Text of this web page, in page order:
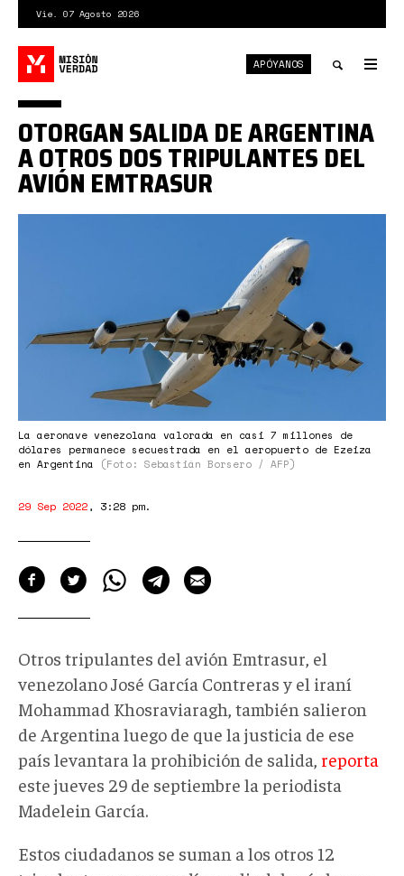
contenido
principal
Vie. 07 Agosto 2026
search
APÓYANOS
La aeronave venezolana valorada en casi 7 millones de
dólares permanece secuestrada en el aeropuerto de Ezeiza
en Argentina
(Foto: Sebastián Borsero / AFP)
OTORGAN SALIDA DE ARGENTINA
A OTROS DOS TRIPULANTES DEL
AVIÓN EMTRASUR
29 Sep 2022, 3:28 pm.
Otros tripulantes del avión Emtrasur, el
venezolano José García Contreras y el iraní
Mohammad Khosraviaragh, también salieron
de Argentina luego de que la justicia de ese
país levantara la prohibición de salida, reporta
este jueves 29 de septiembre la periodista
Madelein García.
Estos ciudadanos se suman a los otros 12